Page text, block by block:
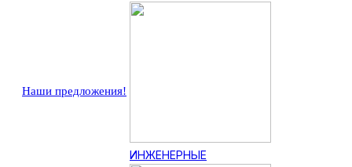
Наши предложения!
ИНЖЕНЕРНЫЕ